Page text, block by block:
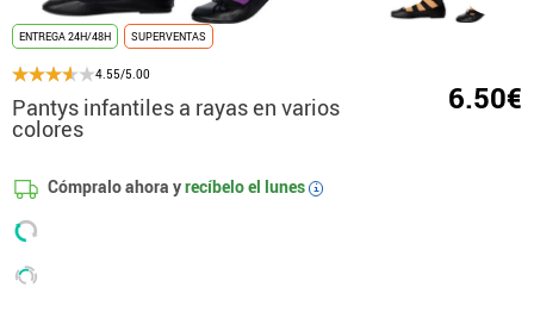
ENTREGA 24H/48H SUPERVENTAS
4.55/5.00
Pantys infantiles a rayas en varios
colores
6.50€
Cómpralo ahora yrecíbelo el lunes i